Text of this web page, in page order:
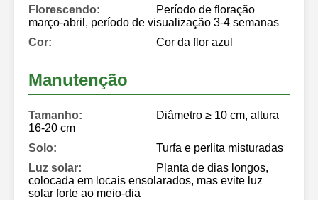
Florescendo:
Período de floração
março-abril, período de visualização 3-4 semanas
Cor:
Cor da flor azul
Manutenção
Tamanho:
Diâmetro ≥ 10 cm, altura
16-20 cm
Solo:
Turfa e perlita misturadas
Luz solar:
Planta de dias longos,
colocada em locais ensolarados, mas evite luz
solar forte ao meio-dia